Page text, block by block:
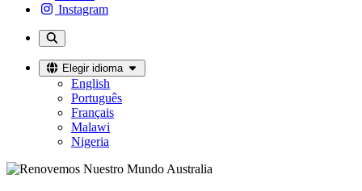
Instagram
Elegir idioma
English
Português
Français
Malawi
Nigeria